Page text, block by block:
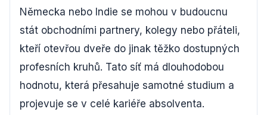
Německa nebo Indie se mohou v budoucnu
stát obchodními partnery, kolegy nebo přáteli,
kteří otevřou dveře do jinak těžko dostupných
profesních kruhů. Tato síť má dlouhodobou
hodnotu, která přesahuje samotné studium a
projevuje se v celé kariéře absolventa.